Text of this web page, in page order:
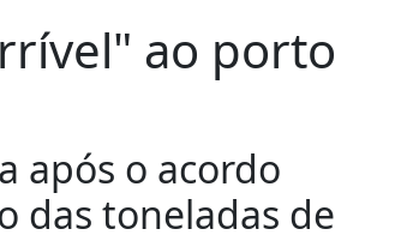
ao porto
após o acordo
das toneladas de